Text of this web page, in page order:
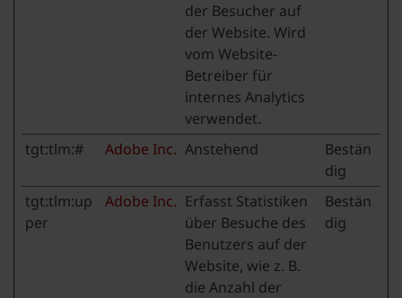
der Besucher auf
der Website. Wird
vom Website-
Betreiber für
internes Analytics
verwendet.
tgt:tlm:# Adobe Inc. Anstehend
Bestän
dig
tgt:tlm:up
per
Adobe Inc. Erfasst Statistiken
über Besuche des
Benutzers auf der
Website, wie z. B.
die Anzahl der
Bestän
dig